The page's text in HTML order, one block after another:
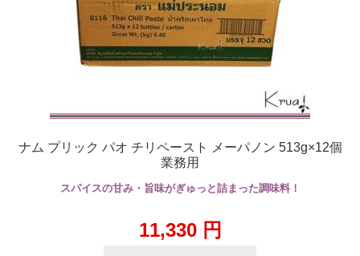
ナム プリック パオ チリペースト メーパノン 513g×12個
業務用
スパイスの甘み・旨味がぎゅっと詰まった調味料！
11,330 円